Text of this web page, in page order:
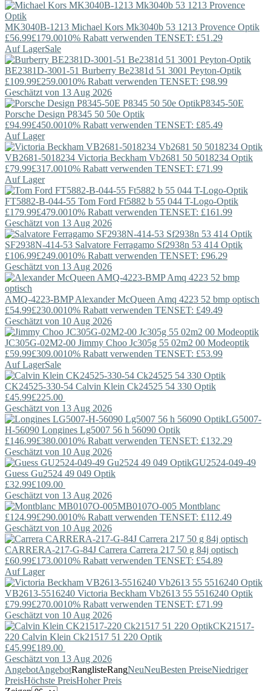
MK3040B-1213 Michael Kors Mk3040b 53 1213 Provence Optik
£56.99£179.0010% Rabatt verwenden TENSET: £51.29
Auf LagerSale
BE2381D-3001-51 Burberry Be2381d 51 3001 Peyton-Optik
£109.99£259.0010% Rabatt verwenden TENSET: £98.99
Geschätzt von 13 Aug 2026
P8345-50E
Porsche Design P8345 50 50e Optik
£94.99£450.0010% Rabatt verwenden TENSET: £85.49
Auf Lager
VB2681-5018234 Victoria Beckham Vb2681 50 5018234 Optik
£79.99£317.0010% Rabatt verwenden TENSET: £71.99
Auf Lager
FT5882-B-044-55 Tom Ford Ft5882 b 55 044 T-Logo-Optik
£179.99£479.0010% Rabatt verwenden TENSET: £161.99
Geschätzt von 13 Aug 2026
SF2938N-414-53 Salvatore Ferragamo Sf2938n 53 414 Optik
£106.99£249.0010% Rabatt verwenden TENSET: £96.29
Geschätzt von 13 Aug 2026
AMQ-4223-BMPAlexander McQueen Amq 4223 52 bmp optisch
£54.99£230.0010% Rabatt verwenden TENSET: £49.49
Geschätzt von 10 Aug 2026
JC305G-02M2-00 Jimmy Choo Jc305g 55 02m2 00 Modeoptik
£59.99£309.0010% Rabatt verwenden TENSET: £53.99
Auf LagerSale
CK24525-330-54 Calvin Klein Ck24525 54 330 Optik
£45.99£225.00
Geschätzt von 13 Aug 2026
LG5007-
H-56090 Longines Lg5007 56 h 56090 Optik
£146.99£380.0010% Rabatt verwenden TENSET: £132.29
Geschätzt von 10 Aug 2026
GU2524-049-49
Guess Gu2524 49 049 Optik
£32.99£109.00
Geschätzt von 13 Aug 2026
MB0107O-005 Montblanc
£124.99£290.0010% Rabatt verwenden TENSET: £112.49
Geschätzt von 10 Aug 2026
CARRERA-217-G-84J Carrera Carrera 217 50 g 84j optisch
£60.99£173.0010% Rabatt verwenden TENSET: £54.89
Auf Lager
VB2613-5516240 Victoria Beckham Vb2613 55 5516240 Optik
£79.99£270.0010% Rabatt verwenden TENSET: £71.99
Geschätzt von 10 Aug 2026
CK21517-
220 Calvin Klein Ck21517 51 220 Optik
£45.99£189.00
Geschätzt von 13 Aug 2026
AngebotAngebotRanglisteRangNeuNeuBesten PreiseNiedriger
PreisHöchste PreisHoher Preis